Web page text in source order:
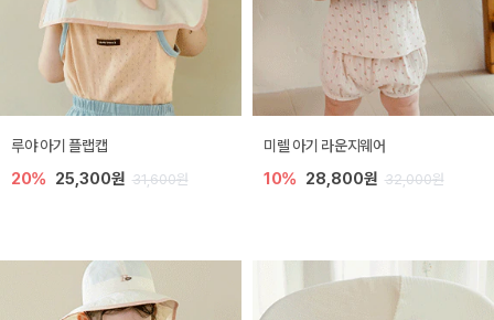
루야 아기 플랩캡
20% 25,300원 31,600원
미렐 아기 라운지웨어
10% 28,800원 32,000원